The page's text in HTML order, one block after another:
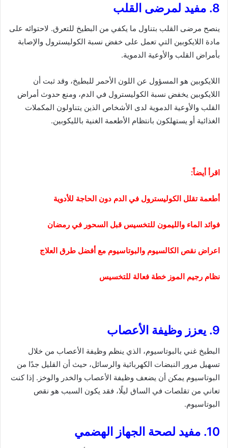
8. مفيد لمرضى القلب
ينصح مرضى القلب بتناول ما يكفي من البطيخ للتعرق. لاحتوائه على
مادة اللايكوبين التي تعمل على خفض نسبة الكوليسترول والإصابة
بأمراض القلب والأوعية الدموية.
اللايكوبين هو المسؤول عن اللون الأحمر للبطيخ، وقد ثبت أن
اللايكوبين يخفض نسبة الكوليسترول في الدم، ومنع حدوث أمراض
القلب والأوعية الدموية لدى الأشخاص الذين يتناولون المكملات
الغذائية أو يستهلكون بانتظام الأطعمة الغنية بالليكوبين.
اقرأ أيضاً:
أطعمة تقلل الكوليسترول في الدم دون الحاجة للأدوية
فوائد الماء والليمون للتخسيس قبل السحور في رمضان
اعراض نقص الكالسيوم والبوتاسيوم مع أفضل طرق العلاج
نظام رجيم الموز خطة فعالة للتخسيس
9. يعزز وظيفة الأعصاب
البطيخ غني بالبوتاسيوم، الذي ينظم وظيفة الأعصاب من خلال
تسهيل مرور النبضات الكهربائية والرسائل، حيث أن القليل جدًا من
البوتاسيوم يمكن أن يضعف وظيفة الأعصاب والخدر والوخز. إذا كنت
تعاني من تقلصات في الساق ليلًا، فقد يكون السبب هو نقص
البوتاسيوم.
10. مفيد لصحة الجهاز الهضمي